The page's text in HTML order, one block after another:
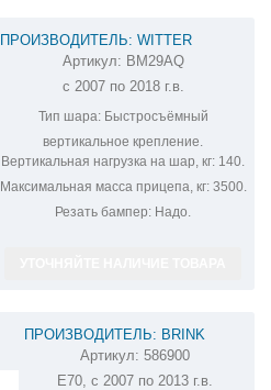
ПРОИЗВОДИТЕЛЬ: WITTER
ФАРКОП НА BMW X5 BM29AQ
Артикул: BM29AQ
с 2007 по 2018 г.в.
Тип шара:Быстросъёмный
вертикальное крепление.
Вертикальная нагрузка на шар, кг: 140.
Максимальная масса прицепа, кг:3500.
Резать бампер: Надо.
ПРОИЗВОДИТЕЛЬ: BRINK
ФАРКОП НА BMW X5 586900
Артикул: 586900
E70, с 2007 по 2013 г.в.